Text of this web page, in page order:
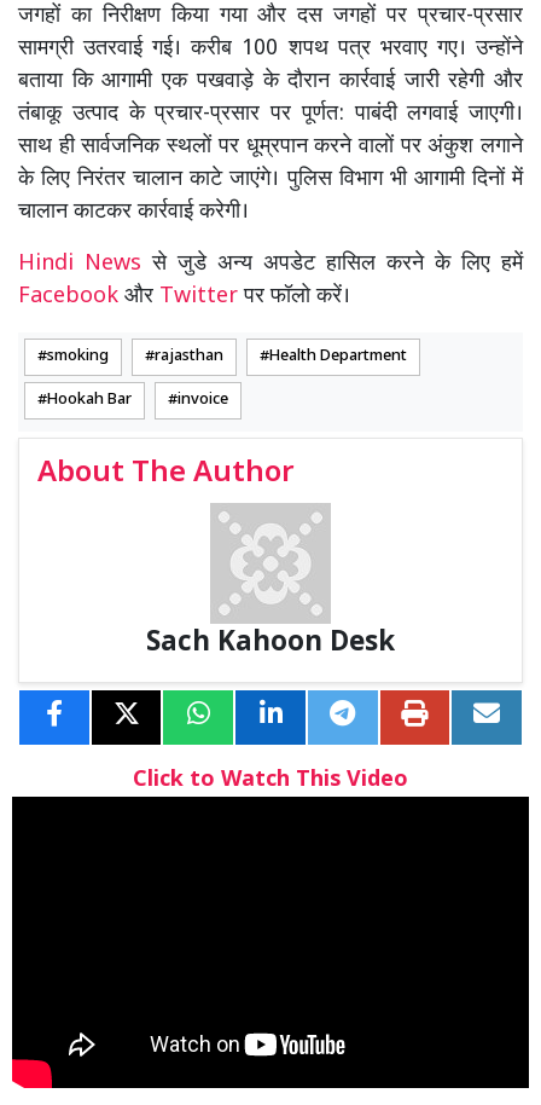
जगहों का निरीक्षण किया गया और दस जगहों पर प्रचार-प्रसार
सामग्री उतरवाई गई। करीब 100 शपथ पत्र भरवाए गए। उन्होंने
बताया कि आगामी एक पखवाड़े के दौरान कार्रवाई जारी रहेगी और
तंबाकू उत्पाद के प्रचार-प्रसार पर पूर्णत: पाबंदी लगवाई जाएगी।
साथ ही सार्वजनिक स्थलों पर धूम्रपान करने वालों पर अंकुश लगाने
के लिए निरंतर चालान काटे जाएंगे। पुलिस विभाग भी आगामी दिनों में
चालान काटकर कार्रवाई करेगी।
Hindi Newsसे जुडे अन्य अपडेट हासिल करने के लिए हमें
Facebook और Twitterपर फॉलो करें।
smoking rajasthan Health Department
Hookah Bar invoice
About The Author
Sach Kahoon Desk
Click to Watch This Video